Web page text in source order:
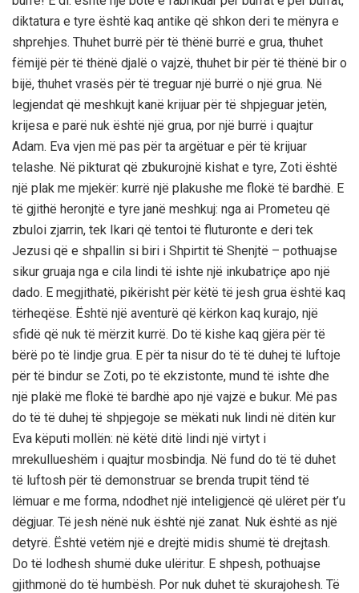
diktatura e tyre është kaq antike që shkon deri te mënyra e
shprehjes. Thuhet burrë për të thënë burrë e grua, thuhet
fëmijë për të thënë djalë o vajzë, thuhet bir për të thënë bir o
bijë, thuhet vrasës për të treguar një burrë o një grua. Në
legjendat që meshkujt kanë krijuar për të shpjeguar jetën,
krijesa e parë nuk është një grua, por një burrë i quajtur
Adam. Eva vjen më pas për ta argëtuar e për të krijuar
telashe. Në pikturat që zbukurojnë kishat e tyre, Zoti është
një plak me mjekër: kurrë një plakushe me flokë të bardhë. E
të gjithë heronjtë e tyre janë meshkuj: nga ai Prometeu që
zbuloi zjarrin, tek Ikari që tentoi të fluturonte e deri tek
Jezusi që e shpallin si biri i Shpirtit të Shenjtë – pothuajse
sikur gruaja nga e cila lindi të ishte një inkubatriçe apo një
dado. E megjithatë, pikërisht për këtë të jesh grua është kaq
tërheqëse. Është një aventurë që kërkon kaq kurajo, një
sfidë që nuk të mërzit kurrë. Do të kishe kaq gjëra për të
bërë po të lindje grua. E për ta nisur do të të duhej të luftoje
për të bindur se Zoti, po të ekzistonte, mund të ishte dhe
një plakë me flokë të bardhë apo një vajzë e bukur. Më pas
do të të duhej të shpjegoje se mëkati nuk lindi në ditën kur
Eva këputi mollën: në këtë ditë lindi një virtyt i
mrekullueshëm i quajtur mosbindja. Në fund do të të duhet
të luftosh për të demonstruar se brenda trupit tënd të
lëmuar e me forma, ndodhet një inteligjencë që ulëret për t’u
dëgjuar. Të jesh nënë nuk është një zanat. Nuk është as një
detyrë. Është vetëm një e drejtë midis shumë të drejtash.
Do të lodhesh shumë duke ulëritur. E shpesh, pothuajse
gjithmonë do të humbësh. Por nuk duhet të skurajohesh. Të